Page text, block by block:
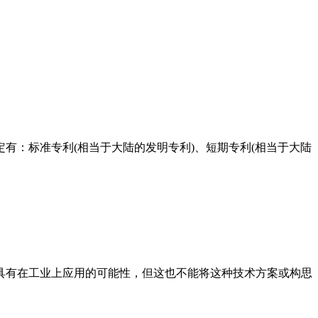
：标准专利(相当于大陆的发明专利)、短期专利(相当于大陆
在工业上应用的可能性，但这也不能将这种技术方案或构思